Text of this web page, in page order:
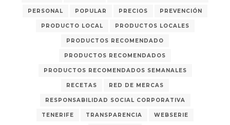
PERSONAL POPULAR PRECIOS PREVENCIÓN
PRODUCTO LOCAL PRODUCTOS LOCALES
PRODUCTOS RECOMENDADO
PRODUCTOS RECOMENDADOS
PRODUCTOS RECOMENDADOS SEMANALES
RECETAS RED DE MERCAS
RESPONSABILIDAD SOCIAL CORPORATIVA
TENERIFE TRANSPARENCIA WEBSERIE